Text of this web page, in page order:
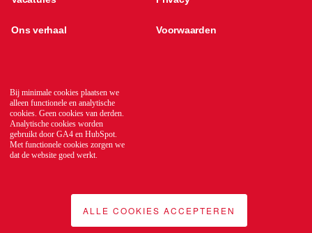
Bij minimale cookies plaatsen we
alleen functionele en analytische
cookies. Geen cookies van derden.
Analytische cookies worden
gebruikt door GA4 en HubSpot.
Met functionele cookies zorgen we
dat de website goed werkt.
ALLE COOKIES ACCEPTEREN
Ons verhaal Voorwaarden
Global network